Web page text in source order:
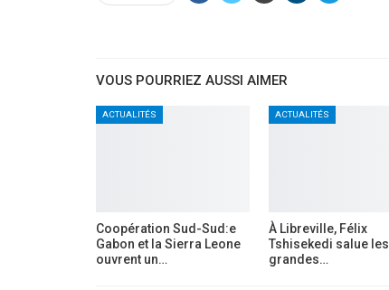
VOUS POURRIEZ AUSSI AIMER
ACTUALITÉS
Coopération Sud-Sud:e
Gabon et la Sierra Leone
ouvrent un…
ACTUALITÉS
À Libreville, Félix
Tshisekedi salue les
grandes…